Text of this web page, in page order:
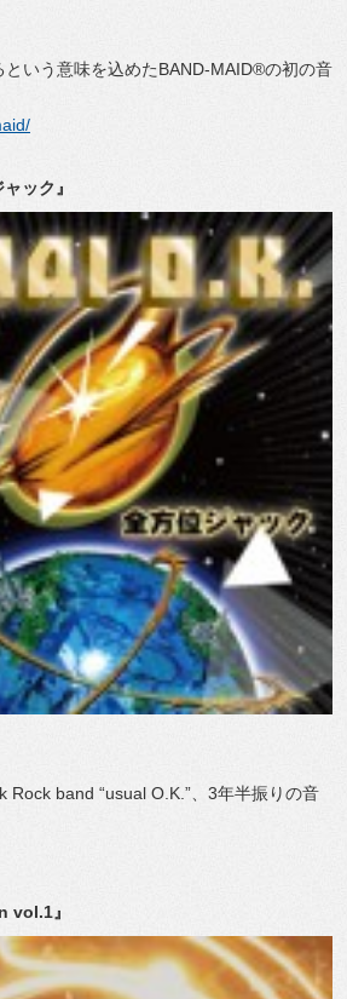
という意味を込めたBAND-MAID®の初の音
ック』
Rock band “usual O.K.”、3年半振りの音
vol.1』